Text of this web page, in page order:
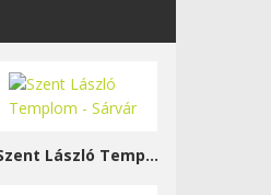
Szent László Templom - Sárvár